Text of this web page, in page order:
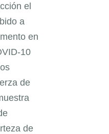
el
a
en
10
de
de